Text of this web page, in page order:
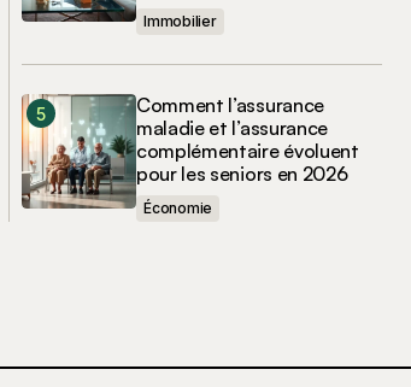
Immobilier
Comment l’assurance
maladie et l’assurance
complémentaire évoluent
pour les seniors en 2026
Économie